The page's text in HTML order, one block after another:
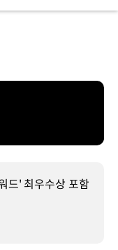
드' 최우수상 포함